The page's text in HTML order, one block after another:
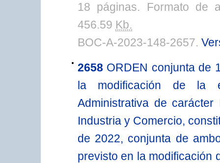
18 páginas. Formato de
456.59 Kb.
BOC-A-2023-148-2657.
2658 ORDEN conjunta de
la modificación de la
Administrativa de
Industria y Comercio,
de 2022, conjunta de
previsto en la modificación